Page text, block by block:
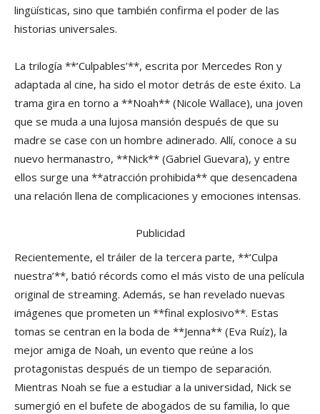
lingüísticas, sino que también confirma el poder de las
historias universales.
La trilogía **’Culpables’**, escrita por Mercedes Ron y
adaptada al cine, ha sido el motor detrás de este éxito. La
trama gira en torno a **Noah** (Nicole Wallace), una joven
que se muda a una lujosa mansión después de que su
madre se case con un hombre adinerado. Allí, conoce a su
nuevo hermanastro, **Nick** (Gabriel Guevara), y entre
ellos surge una **atracción prohibida** que desencadena
una relación llena de complicaciones y emociones intensas.
Publicidad
Recientemente, el tráiler de la tercera parte, **’Culpa
nuestra’**, batió récords como el más visto de una película
original de streaming. Además, se han revelado nuevas
imágenes que prometen un **final explosivo**. Estas
tomas se centran en la boda de **Jenna** (Eva Ruíz), la
mejor amiga de Noah, un evento que reúne a los
protagonistas después de un tiempo de separación.
Mientras Noah se fue a estudiar a la universidad, Nick se
sumergió en el bufete de abogados de su familia, lo que